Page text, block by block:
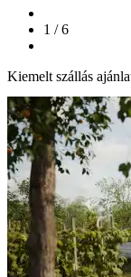
1 / 6
Kiemelt szállás